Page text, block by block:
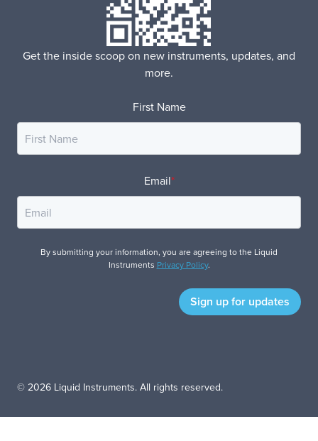
Get the inside scoop on new instruments, updates, and
more.
First Name
Email*
By submitting your information, you are agreeing to the Liquid
Instruments Privacy Policy.
© 2026 Liquid Instruments. All rights reserved.